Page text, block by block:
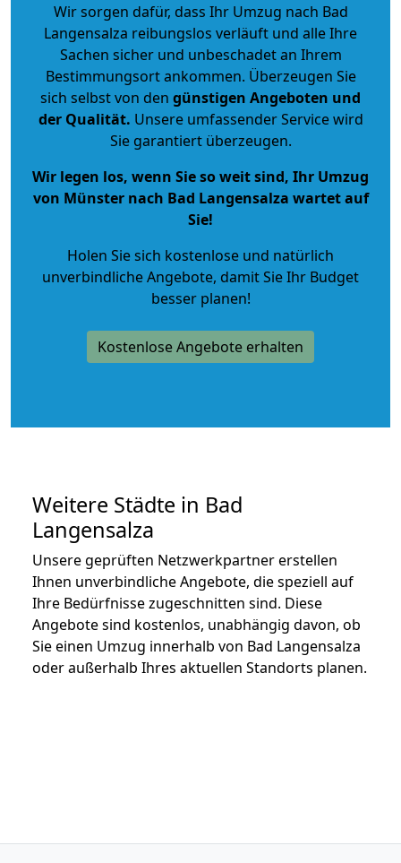
Wir sorgen dafür, dass Ihr Umzug nach Bad
Langensalza reibungslos verläuft und alle Ihre
Sachen sicher und unbeschadet an Ihrem
Bestimmungsort ankommen. Überzeugen Sie
sich selbst von den günstigen Angeboten und
der Qualität. Unsere umfassender Service wird
Sie garantiert überzeugen.
Wir legen los, wenn Sie so weit sind, Ihr Umzug
von Münster nach Bad Langensalza wartet auf
Sie!
Holen Sie sich kostenlose und natürlich
unverbindliche Angebote, damit Sie Ihr Budget
besser planen!
Kostenlose Angebote erhalten
Weitere Städte in Bad
Langensalza
Unsere geprüften Netzwerkpartner erstellen
Ihnen unverbindliche Angebote, die speziell auf
Ihre Bedürfnisse zugeschnitten sind. Diese
Angebote sind kostenlos, unabhängig davon, ob
Sie einen Umzug innerhalb von Bad Langensalza
oder außerhalb Ihres aktuellen Standorts planen.